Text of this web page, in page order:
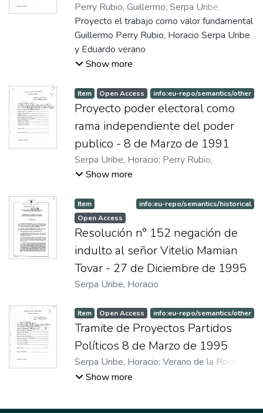
Perry Rubio, Guillermo; Serpa Uribe,
Horacio;Verano, Eduardo
Proyecto el trabajo como valor fundamental
Guillermo Perry Rubio, Horacio Serpa Uribe
y Eduardo verano
Show more
Item Open Access info:eu-repo/semantics/other
Proyecto poder electoral como
rama independiente del poder
publico - 8 de Marzo de 1991
Serpa Uribe, Horacio; Perry Rubio,
Guillermo;Verano, Eduardo
Show more
Item
Open Access
info:eu-repo/semantics/historical
Resolución n° 152 negación de
indulto al señor Vitelio Mamian
Tovar - 27 de Diciembre de 1995
Serpa Uribe, Horacio
Item Open Access info:eu-repo/semantics/other
Tramite de Proyectos Partidos
Políticos 8 de Marzo de 1995
Serpa Uribe, Horacio; Verano de la Rosa,
Eduardo
Show more